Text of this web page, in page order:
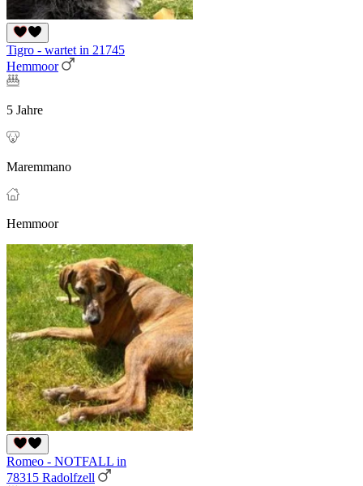
Tigro - wartet in 21745
Hemmoor
5 Jahre
Maremmano
Hemmoor
Romeo - NOTFALL in
78315 Radolfzell